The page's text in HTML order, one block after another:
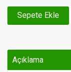
Sepete Ekle
Açıklama